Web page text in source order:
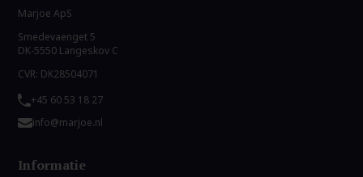
Marjoe ApS
Smedevaenget 5
DK-5550 Langeskov C
CVR: DK28504071
+45 60 53 18 27
info@marjoe.nl
Informatie